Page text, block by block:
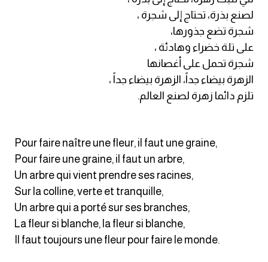
am
الابراج بالانجليزي
اسماء الكواكب بالانجليزي
كلمات بحرف a
لصنع بذرة، تحتاج إلى شجرة ،
شجرة تضع جذورها،
على تلة خضراء وهادئة ،
شجرة تحمل على أغصانها
الزهرة بيضاء جداً، الزهرة بيضاء جداً ،
تلزم دائما زهرة لصنع العالم.
Pour faire naître une fleur, il faut une graine,
Pour faire une graine, il faut un arbre,
Un arbre qui vient prendre ses racines,
Sur la colline, verte et tranquille,
Un arbre qui a porté sur ses branches,
La fleur si blanche, la fleur si blanche,
Il faut toujours une fleur pour faire le monde.